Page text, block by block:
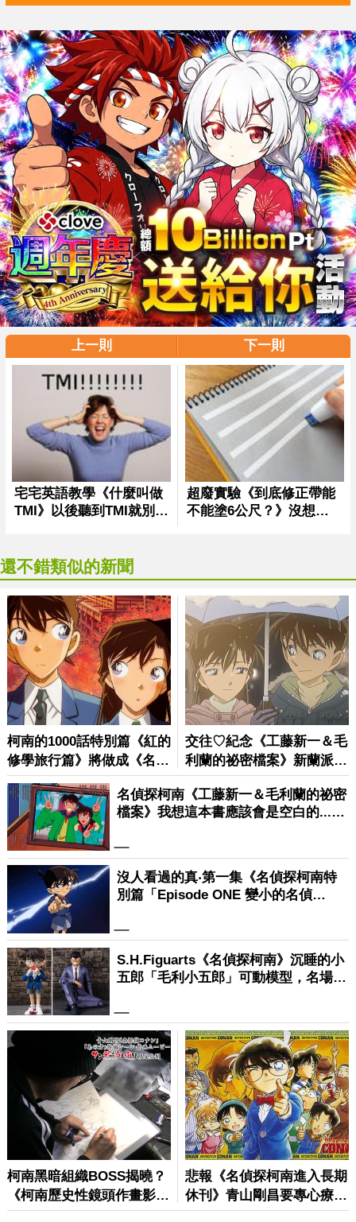
上一則 下一則
還不錯類似的新聞